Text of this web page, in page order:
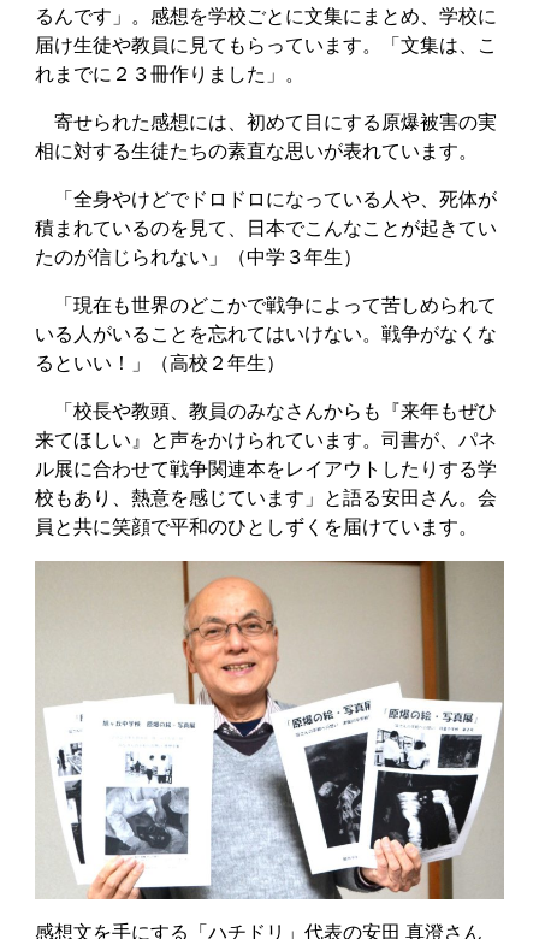
るんです」。感想を学校ごとに文集にまとめ、学校に
届け生徒や教員に見てもらっています。「文集は、こ
れまでに２３冊作りました」。
寄せられた感想には、初めて目にする原爆被害の実
相に対する生徒たちの素直な思いが表れています。
「全身やけどでドロドロになっている人や、死体が
積まれているのを見て、日本でこんなことが起きてい
たのが信じられない」（中学３年生）
「現在も世界のどこかで戦争によって苦しめられて
いる人がいることを忘れてはいけない。戦争がなくな
るといい！」（高校２年生）
「校長や教頭、教員のみなさんからも『来年もぜひ
来てほしい』と声をかけられています。司書が、パネ
ル展に合わせて戦争関連本をレイアウトしたりする学
校もあり、熱意を感じています」と語る安田さん。会
員と共に笑顔で平和のひとしずくを届けています。
感想文を手にする「ハチドリ」代表の安田 真澄さん